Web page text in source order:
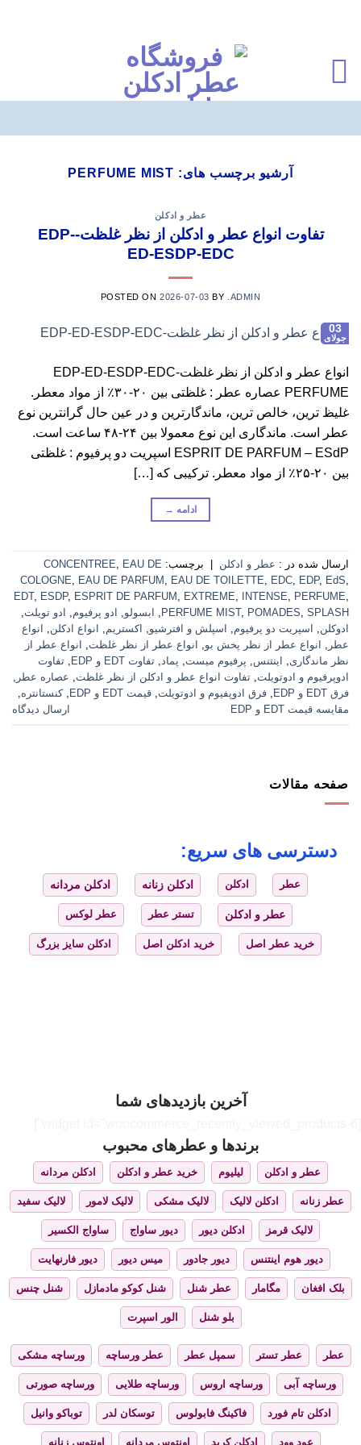
آرشیو برچسب های: PERFUME MIST
عطر و ادکلن
تفاوت انواع عطر و ادکلن از نظر غلظت-EDP-
ED-ESDP-EDC
POSTED ON2026-07-03 BY .ADMIN
03
جولای
انواع عطر و ادکلن از نظر غلظت-EDP-ED-ESDP-EDC
PERFUME عصاره عطر : غلظتی بین ۲۰-۳۰٪ از مواد معطر.
غلیظ ترین، خالص ترین، ماندگارترین و در عین حال گرانترین نوع
عطر است. ماندگاری این نوع معمولا بین ۲۴-۴۸ ساعت است.
ESPRIT DE PARFUM – ESdP اسپریت دو پرفیوم : غلظتی
بین ۲۰-۲۵٪ از مواد معطر. ترکیبی که […]
ادامه →
ارسال شده در : عطر و ادکلن برچسب: CONCENTREE, EAU DE
COLOGNE, EAU DE PARFUM , EAU DE TOILETTE, EDC, EDP, EdS,
EDT, ESDP, ESPRIT DE PARFUM , EXTREME, INTENSE, PERFUME,
PERFUME MIST, POMADES, SPLASH
, ابسولو, ادو پرفیوم, ادو تویلت,
ادوکلن, اسپریت دو پرفیوم, اسپلش و افترشیو, اکستریم, انواع ادکلن,
انواع
عطر , انواع عطر از نظر پخش بو, انواع عطر از نظر غلظت,
انواع عطر از
نظر ماندگاری, اینتنس, پرفیوم میست, پماد, تفاوت EDT و EDP , تفاوت
ادوپرفیوم و ادوتویلت, تفاوت انواع عطر و ادکلن از نظر غلظت, عصاره عطر ,
فرق EDT و EDP
, فرق ادوپفیوم و ادوتویلت, قیمت EDT و EDP ,کنستانتره,
مقایسه قیمت EDT و EDP
ارسال دیدگاه
صفحه مقالات
دسترسی های سریع:
عطر ادکلن ادکلن زنانه ادکلن مردانه
عطر و ادکلن تستر عطر عطر لوکس
خرید عطر اصل خرید ادکلن اصل ادکلن سایز بزرگ
آخرین بازدیدهای شما
برندها و عطرهای محبوب
عطر و ادکلن لیلیوم خرید عطر و ادکلن ادکلن مردانه
عطر زنانه ادکلن لالیک لالیک مشکی لالیک لامور لالیک سفید
لالیک قرمز ادکلن دیور دیور ساواج ساواج الکسیر
دیور هوم اینتنس دیور جادور میس دیور دیور فارنهایت
بلک افغان مگامار عطر شنل شنل کوکو مادمازل شنل چنس
بلو شنل الور اسپرت
عطر عطر تستر سمپل عطر عطر ورساچه ورساچه مشکی
ورساچه آبی ورساچه اروس ورساچه طلایی ورساچه صورتی
ادکلن تام فورد فاکینگ فابولوس توسکان لدر توباکو وانیل
عود وود ادکلن کرید اونتوس مردانه اونتوس زنانه